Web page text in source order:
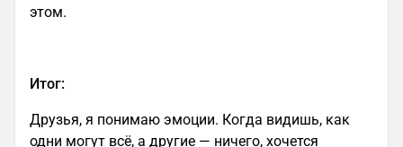
этом.
Итог:
Друзья, я понимаю эмоции. Когда видишь, как
одни могут всё, а другие — ничего, хочется